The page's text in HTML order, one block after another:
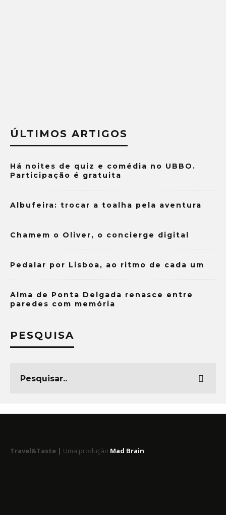
ÚLTIMOS ARTIGOS
Há noites de quiz e comédia no UBBO.
Participação é gratuita
Albufeira: trocar a toalha pela aventura
Chamem o Oliver, o concierge digital
Pedalar por Lisboa, ao ritmo de cada um
Alma de Ponta Delgada renasce entre
paredes com memória
PESQUISA
Travel&Taste | Uma produção Mad Brain